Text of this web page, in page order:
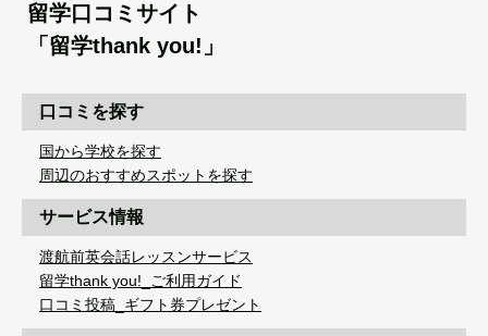
留学口コミサイト
「留学thank you!」
口コミを探す
国から学校を探す
周辺のおすすめスポットを探す
サービス情報
渡航前英会話レッスンサービス
留学thank you!_ご利用ガイド
口コミ投稿_ギフト券プレゼント